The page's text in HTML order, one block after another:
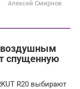
Алексей Смирнов
воздушным
спущенную
R20 выбирают